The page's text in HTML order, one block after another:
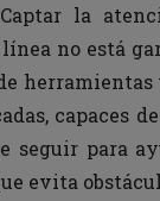
la
no está
herramientas
capaces
seguir para
evita